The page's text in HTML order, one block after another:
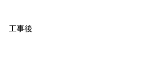
工事後